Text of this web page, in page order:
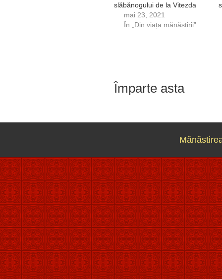
slăbănogului de la Vitezda
mai 23, 2021
În „Din viața mănăstirii”
Împarte asta